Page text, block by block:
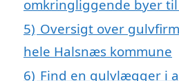
omkringliggende byer
5) Oversigt over
hele Halsnæs kommune
6) Find en gulvlægger i